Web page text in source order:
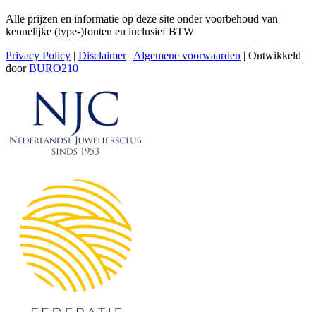
Alle prijzen en informatie op deze site onder voorbehoud van
kennelijke (type-)fouten en inclusief BTW
Privacy Policy | Disclaimer| Algemene voorwaarden | Ontwikkeld
doorBURO210